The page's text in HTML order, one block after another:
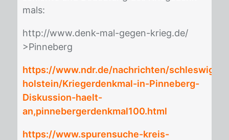
mals:
http://​www.denk-mal-ge­gen-krieg.de/
>Pin­ne­berg
https://www.ndr.de/nachrichten/schleswig-
holstein/Kriegerdenkmal-in-Pinneberg-
Diskussion-haelt-
an,pinnebergerdenkmal100.html
https://www.spurensuche-kreis-